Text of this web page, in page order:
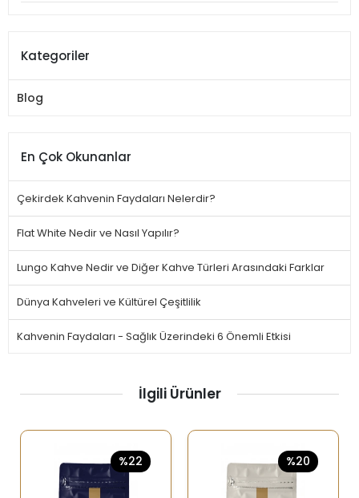
Kategoriler
Blog
En Çok Okunanlar
Çekirdek Kahvenin Faydaları Nelerdir?
Flat White Nedir ve Nasıl Yapılır?
Lungo Kahve Nedir ve Diğer Kahve Türleri Arasındaki Farklar
Dünya Kahveleri ve Kültürel Çeşitlilik
Kahvenin Faydaları - Sağlık Üzerindeki 6 Önemli Etkisi
İlgili Ürünler
%22 %20